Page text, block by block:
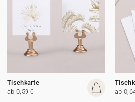
Tischkarte
ab 0,59 €
ab